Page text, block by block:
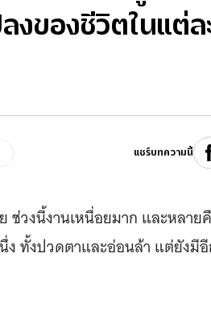
งของชีวิตในแต่
แชร์บทความนี้
ช่วงนี้งานเหนื่อยมาก และหลาย
ทั้งปวดตาและอ่อนล้า แต่ยังมีอี